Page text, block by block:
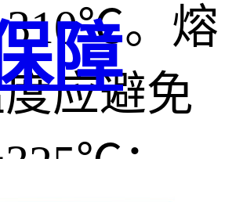
。熔
应避免
；
障